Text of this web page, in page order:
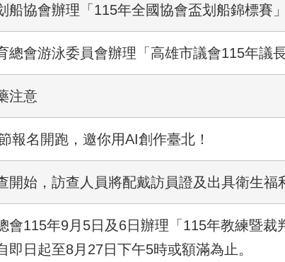
船協會辦理「115年全國協會盃划船錦標賽
總會游泳委員會辦理「高雄市議會115年議
注意
報名開跑，邀你用AI創作臺北！
開始，訪查人員將配戴訪員證及出具衛生福
會115年9月5日及6日辦理「115年教練暨
即日起至8月27日下午5時或額滿為止。